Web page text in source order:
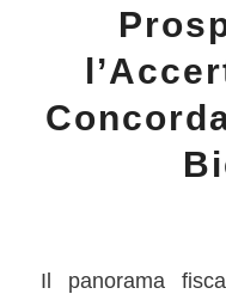
Il panorama